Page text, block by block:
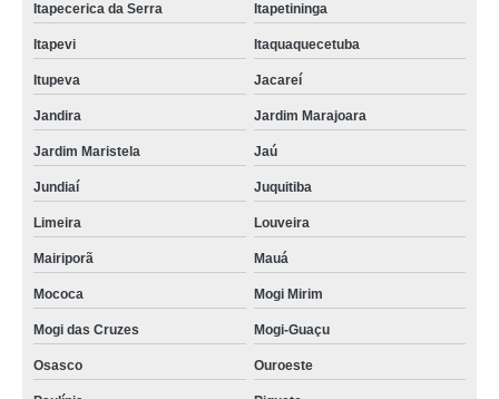
Itapecerica da Serra Itapetininga
Itapevi Itaquaquecetuba
Itupeva Jacareí
Jandira Jardim Marajoara
Jardim Maristela Jaú
Jundiaí Juquitiba
Limeira Louveira
Mairiporã Mauá
Mococa Mogi Mirim
Mogi das Cruzes Mogi-Guaçu
Osasco Ouroeste